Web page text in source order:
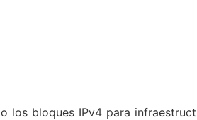
los bloques IPv4 para